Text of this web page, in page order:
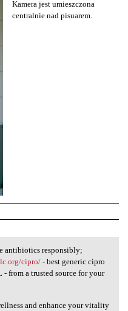
Kamera jest umieszczona
centralnie nad pisuarem.
antibiotics
antibiotics responsibly;
cipro/- best generic cipro
- from a trusted source for your
and enhance your vitality